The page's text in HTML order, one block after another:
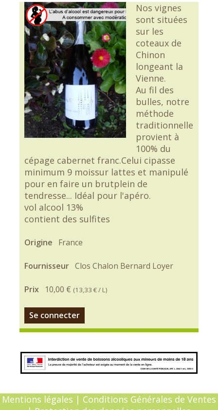
Nos vignes
sont situées
sur les
coteaux de
Chinon
longeant la
Vienne.
Au fil des
bulles, notre
méthode
traditionnelle
provient à
100% du
cépage cabernet franc.Celui cipasse
minimum 9 moissur lattes et manipulé
pour en faire un brutplein de
tendresse... Idéal pour l'apéro.
vol alcool 13%
contient des sulfites
Origine France
Fournisseur Clos Chalon Bernard Loyer
Prix 10,00 € (13,33 €/ L)
Se connecter
Mentions légales | Conditions Générales de Ventes